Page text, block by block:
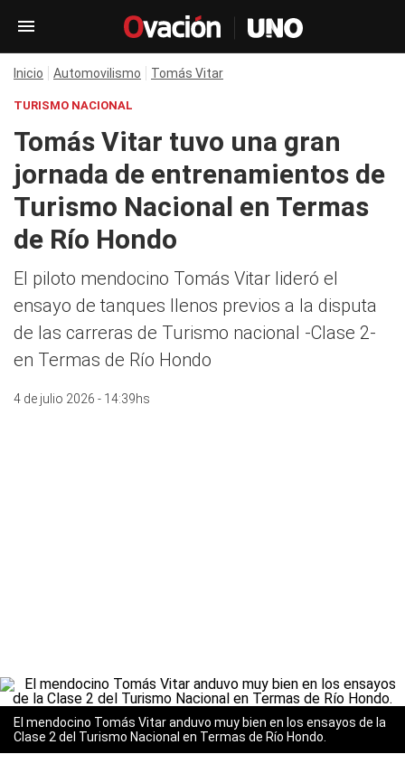
Inicio Automovilismo Tomás Vitar
TURISMO NACIONAL
Tomás Vitar tuvo una gran
jornada de entrenamientos de
Turismo Nacional en Termas
de Río Hondo
El piloto mendocino Tomás Vitar lideró el
ensayo de tanques llenos previos a la disputa
de las carreras de Turismo nacional -Clase 2-
en Termas de Río Hondo
4 de julio 2026 - 14:39hs
El mendocino Tomás Vitar anduvo muy bien en los ensayos de la
Clase 2 del Turismo Nacional en Termas de Río Hondo.